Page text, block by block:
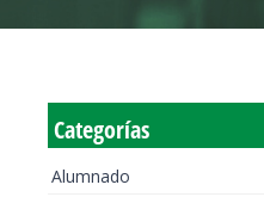
Categorías
Alumnado